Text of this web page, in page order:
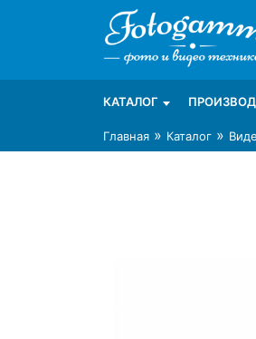
Интернет-магазин
Магазин
КАТАЛОГ
Главная » Каталог »